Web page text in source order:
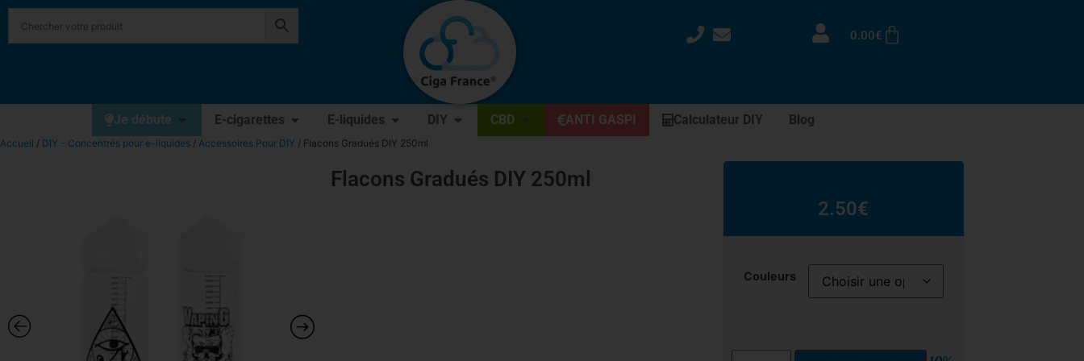
0.00€
Je débute E-cigarettes E-liquides DIY CBD ANTI GASPI Calculateur DIY Blog
Accueil / DIY - Concentrés pour e-liquides / Accessoires Pour DIY / Flacons Gradués DIY 250ml
Flacons Gradués DIY 250ml
2.50€
Couleurs